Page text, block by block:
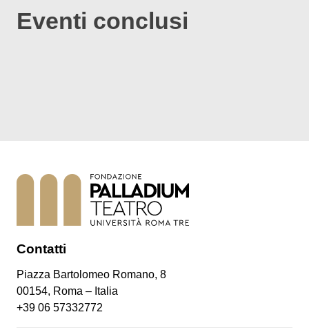
Eventi conclusi
Contatti
Piazza Bartolomeo Romano, 8
00154, Roma – Italia
+39 06 57332772